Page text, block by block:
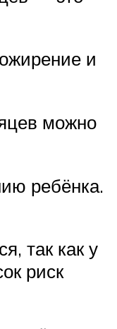
и
можно
ребёнка.
так как у
риск